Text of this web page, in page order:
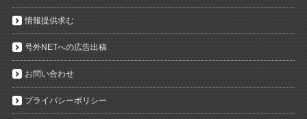
情報提供求む
号外NETへの広告出稿
お問い合わせ
プライバシーポリシー